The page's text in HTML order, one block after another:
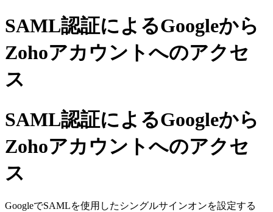
SAML認証によるGoogleから
Zohoアカウントへのアクセ
ス
SAML認証によるGoogleから
Zohoアカウントへのアクセ
ス
GoogleでSAMLを使用したシングルサインオンを設定する